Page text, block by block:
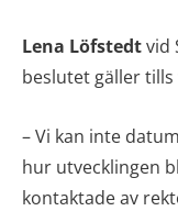
Lena Löfstedtvid
beslutet gäller tills
– Vi kan inte
hur utvecklingen
kontaktade av